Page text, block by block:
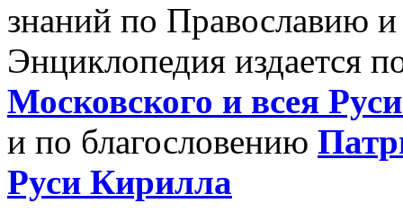
знаний по Православию
Энциклопедия издается
Московского и всея
и по благословению
Руси Кирилла